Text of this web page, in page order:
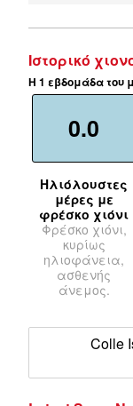
Ιστορικό
Η 1 εβδομάδα του
0.0
Ηλιόλουστες
μέρες με
φρέσκο χιόνι
Φρέσκο χιόνι,
κυρίως
ηλιοφάνεια,
ασθενής
άνεμος.
Colle